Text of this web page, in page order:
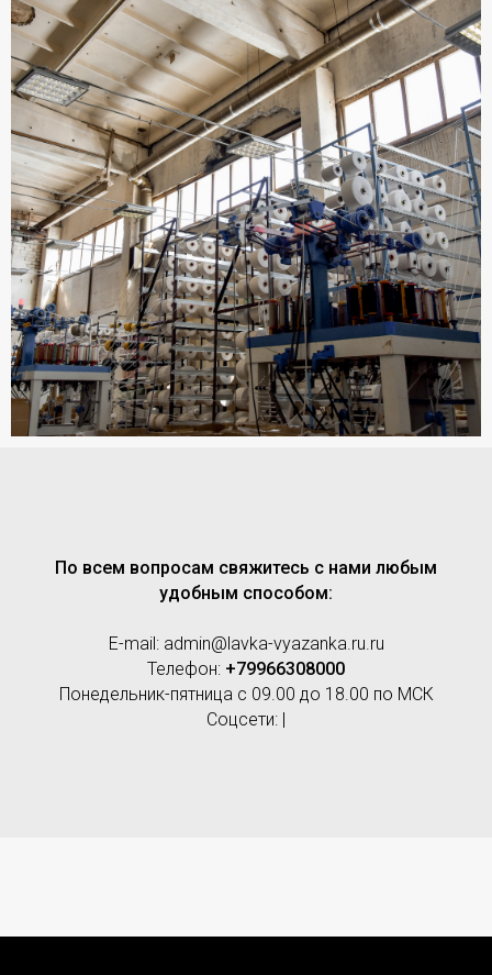
По всем вопросам свяжитесь с нами любым
удобным способом:
E-mail: admin@lavka-vyazanka.ru.ru
Телефон: +79966308000
Понедельник-пятница с 09.00 до 18.00 по МСК
Соцсети: |